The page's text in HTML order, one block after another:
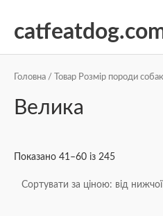
Головна / Товар Розмір породи
Велика
Показано 41–60 із 245
ціною: